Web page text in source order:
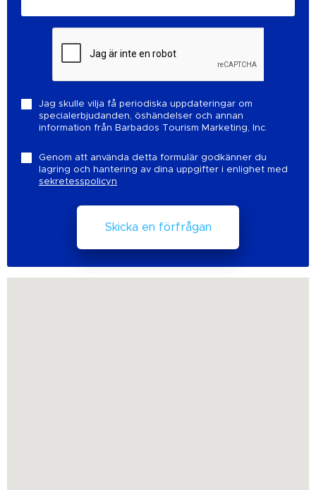
Jag skulle vilja få periodiska uppdateringar om
specialerbjudanden, öshändelser och annan
information från Barbados Tourism Marketing, Inc.
Genom att använda detta formulär godkänner du
lagring och hantering av dina uppgifter i enlighet med
sekretesspolicyn